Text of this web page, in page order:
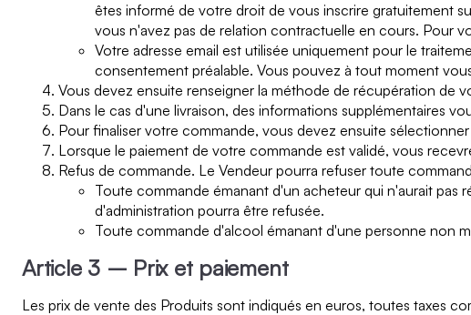
êtes informé de votre droit de vous inscrire gratuitement
vous n'avez pas de relation contractuelle en cours. Pour
Votre adresse email est utilisée uniquement pour le
consentement préalable. Vous pouvez à tout moment
Vous devez ensuite renseigner la méthode de récupération de
Dans le cas d'une livraison, des informations supplémentaires
Pour finaliser votre commande, vous devez ensuite
Lorsque le paiement de votre commande est validé, vous
Refus de commande. Le Vendeur pourra refuser toute
Toute commande émanant d'un acheteur qui n'aurait
d'administration pourra être refusée.
Toute commande d'alcool émanant d'une personne non
Article 3 – Prix et paiement
Les prix de vente des Produits sont indiqués en euros, toutes taxes